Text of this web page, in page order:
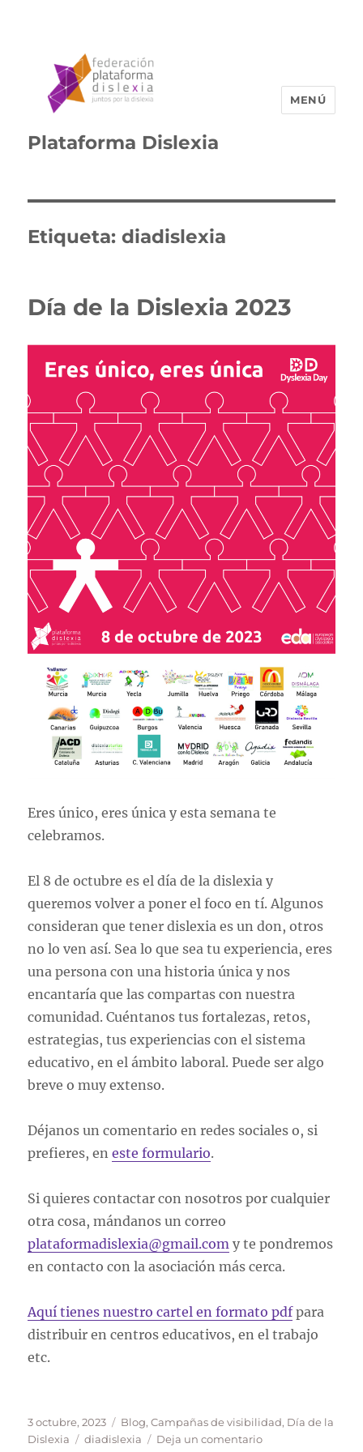
Plataforma Dislexia
MENÚ
Etiqueta:diadislexia
Día de la Dislexia 2023
Eres único, eres única y esta semana te
celebramos.
El 8 de octubre es el día de la dislexia y
queremos volver a poner el foco en tí. Algunos
consideran que tener dislexia es un don, otros
no lo ven así. Sea lo que sea tu experiencia, eres
una persona con una historia única y nos
encantaría que las compartas con nuestra
comunidad. Cuéntanos tus fortalezas, retos,
estrategias, tus experiencias con el sistema
educativo, en el ámbito laboral. Puede ser algo
breve o muy extenso.
Déjanos un comentario en redes sociales o, si
prefieres, eneste formulario.
Si quieres contactar con nosotros por cualquier
otra cosa, mándanos un correo
plataformadislexia@gmail.com y te pondremos
en contacto con la asociación más cerca.
Aquí tienes nuestro cartel en formato pdfpara
distribuir en centros educativos, en el trabajo
etc.
Publicado
el
3 octubre, 2023 Categorías
Blog,Campañas de visibilidad, Día de la
Dislexia
Etiquetas
diadislexia Deja un comentarioen